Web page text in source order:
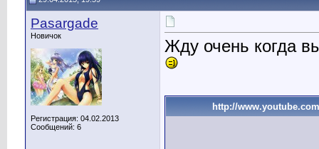
Pasargade
Новичок
Регистрация: 04.02.2013
Сообщений: 6
Жду очень когда
http://